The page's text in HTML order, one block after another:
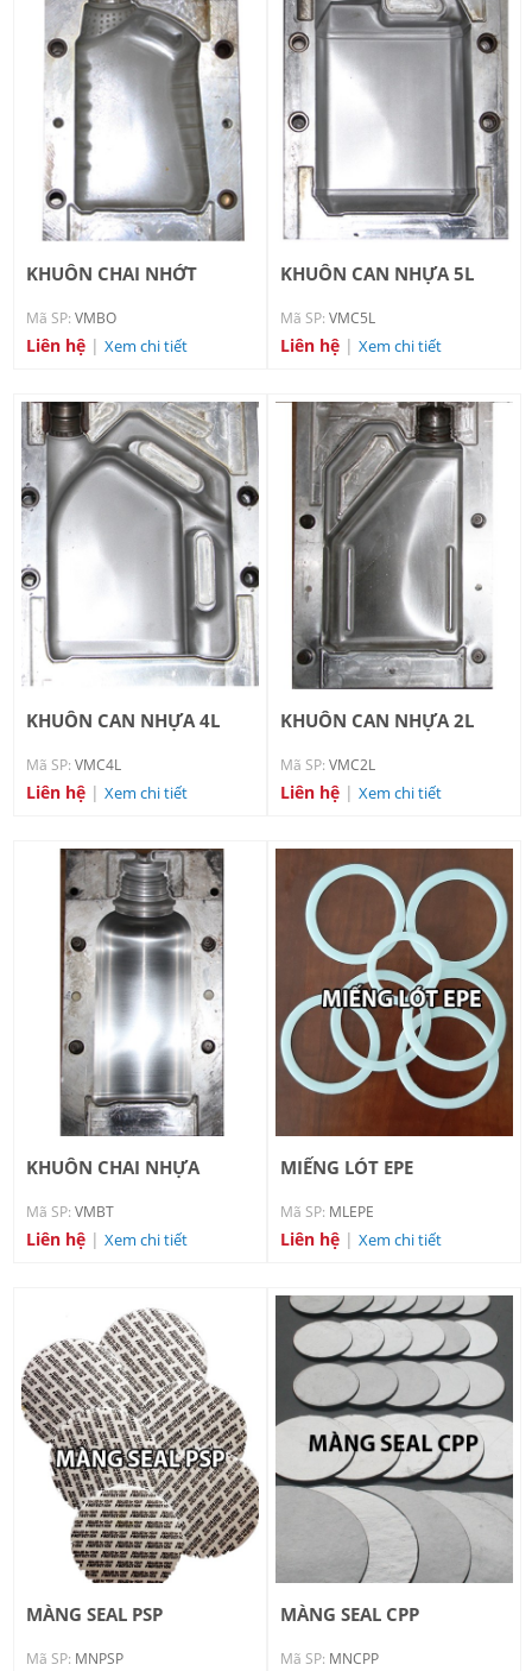
KHUÔN CHAI NHỚT
Mã SP: VMBO
Liên hệ | Xem chi tiết
KHUÔN CAN NHỰA 5L
Mã SP: VMC5L
Liên hệ | Xem chi tiết
KHUÔN CAN NHỰA 4L
Mã SP: VMC4L
Liên hệ | Xem chi tiết
KHUÔN CAN NHỰA 2L
Mã SP: VMC2L
Liên hệ | Xem chi tiết
KHUÔN CHAI NHỰA
Mã SP: VMBT
Liên hệ | Xem chi tiết
MIẾNG LÓT EPE
Mã SP: MLEPE
Liên hệ | Xem chi tiết
MÀNG SEAL PSP
Mã SP: MNPSP
MÀNG SEAL CPP
Mã SP: MNCPP